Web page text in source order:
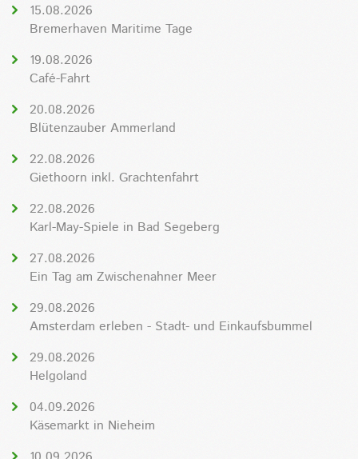
15.08.2026
Bremerhaven Maritime Tage
19.08.2026
Café-Fahrt
20.08.2026
Blütenzauber Ammerland
22.08.2026
Giethoorn inkl. Grachtenfahrt
22.08.2026
Karl-May-Spiele in Bad Segeberg
27.08.2026
Ein Tag am Zwischenahner Meer
29.08.2026
Amsterdam erleben - Stadt- und Einkaufsbummel
29.08.2026
Helgoland
04.09.2026
Käsemarkt in Nieheim